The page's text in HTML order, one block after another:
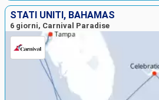
STATI UNITI, BAHAMAS
6 giorni, Carnival Paradise